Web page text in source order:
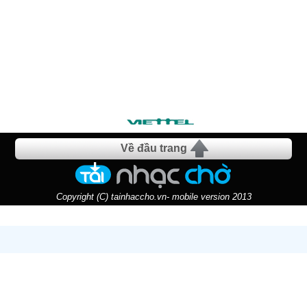
Về đầu trang
Copyright (C) tainhaccho.vn- mobile version 2013